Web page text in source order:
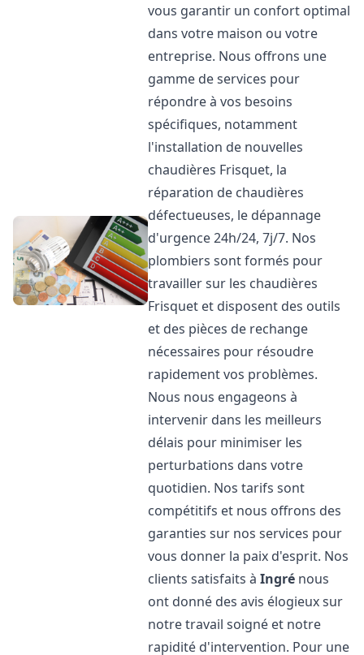
vous garantir un confort optimal
dans votre maison ou votre
entreprise. Nous offrons une
gamme de services pour
répondre à vos besoins
spécifiques, notamment
l'installation de nouvelles
chaudières Frisquet, la
réparation de chaudières
défectueuses, le dépannage
d'urgence 24h/24, 7j/7. Nos
plombiers sont formés pour
travailler sur les chaudières
Frisquet et disposent des outils
et des pièces de rechange
nécessaires pour résoudre
rapidement vos problèmes.
Nous nous engageons à
intervenir dans les meilleurs
délais pour minimiser les
perturbations dans votre
quotidien. Nos tarifs sont
compétitifs et nous offrons des
garanties sur nos services pour
vous donner la paix d'esprit. Nos
clients satisfaits àIngré nous
ont donné des avis élogieux sur
notre travail soigné et notre
rapidité d'intervention. Pour une